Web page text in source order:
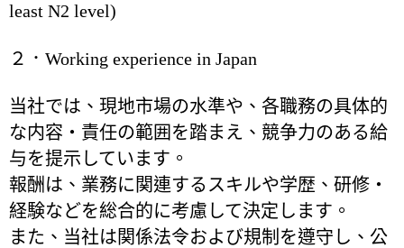
least N2 level)
２．Working experience in Japan
当社では、現地市場の水準や、各職務の具体的
な内容・責任の範囲を踏まえ、競争力のある給
与を提示しています。
報酬は、業務に関連するスキルや学歴、研修・
経験などを総合的に考慮して決定します。
また、当社は関係法令および規制を遵守し、公